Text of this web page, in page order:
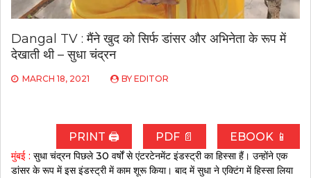
Dangal TV : मैंने खुद को सिर्फ डांसर और अभिनेता के रूप में
देखाती थी – सुधा चंद्रन
MARCH 18, 2021 BY EDITOR
PRINT 🖨 PDF 📄 EBOOK 📱
मुंबई : सुधा चंद्रन पिछले 30 वर्षों से एंटरटेनमेंट इंडस्ट्री का हिस्सा हैं। उन्होंने एक
डांसर के रूप में इस इंडस्ट्री में काम शूरू किया। बाद में सुधा ने एक्टिंग में हिस्सा लिया